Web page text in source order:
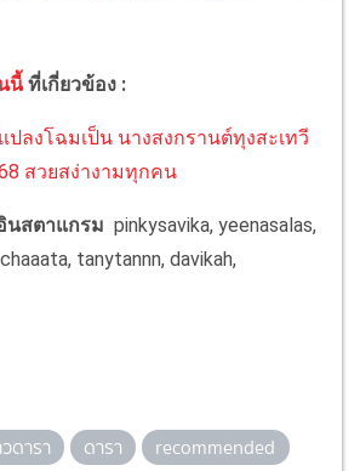
นี้ ที่เกี่ยวข้อง :
ปลงโฉมเป็น นางสงกรานต์ทุงสะเทวี
สวยสง่างามทุกคน
สตาแกรม pinkysavika, yeenasalas,
tanytannn, davikah,
ดารา ดารา
recommended